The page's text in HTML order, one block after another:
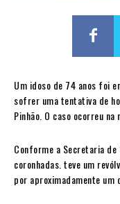
Um idoso de 74 anos foi
sofrer uma tentativa de
Pinhão. O caso ocorreu
Conforme a Secretaria de
coronhadas. teve um
por aproximadamente um